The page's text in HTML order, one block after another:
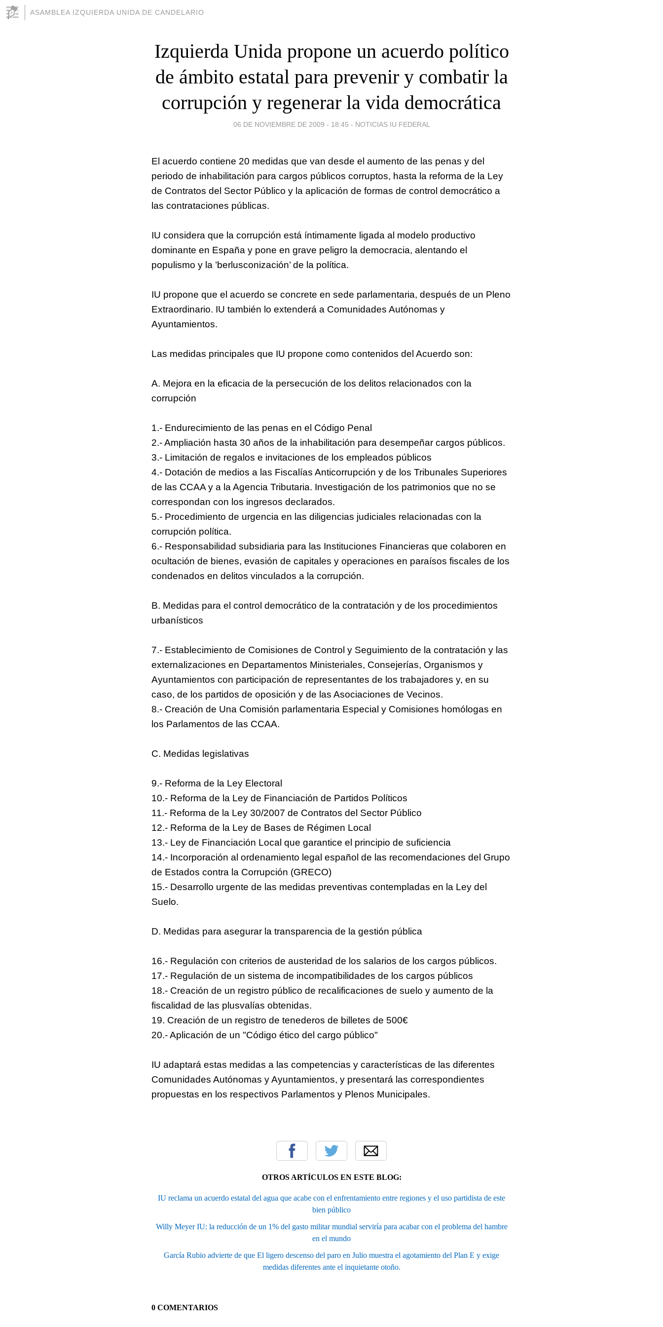
ASAMBLEA IZQUIERDA UNIDA DE CANDELARIO
Izquierda Unida propone un acuerdo político
de ámbito estatal para prevenir y combatir la
corrupción y regenerar la vida democrática
06 DE NOVIEMBRE DE 2009 - 18:45 - NOTICIAS IU FEDERAL
El acuerdo contiene 20 medidas que van desde el aumento de las penas y del
periodo de inhabilitación para cargos públicos corruptos, hasta la reforma de la Ley
de Contratos del Sector Público y la aplicación de formas de control democrático a
las contrataciones públicas.
IU considera que la corrupción está íntimamente ligada al modelo productivo
dominante en España y pone en grave peligro la democracia, alentando el
populismo y la ’berlusconización’ de la política.
IU propone que el acuerdo se concrete en sede parlamentaria, después de un Pleno
Extraordinario. IU también lo extenderá a Comunidades Autónomas y
Ayuntamientos.
Las medidas principales que IU propone como contenidos del Acuerdo son:
A. Mejora en la eficacia de la persecución de los delitos relacionados con la
corrupción
1.- Endurecimiento de las penas en el Código Penal
2.- Ampliación hasta 30 años de la inhabilitación para desempeñar cargos públicos.
3.- Limitación de regalos e invitaciones de los empleados públicos
4.- Dotación de medios a las Fiscalías Anticorrupción y de los Tribunales Superiores
de las CCAA y a la Agencia Tributaria. Investigación de los patrimonios que no se
correspondan con los ingresos declarados.
5.- Procedimiento de urgencia en las diligencias judiciales relacionadas con la
corrupción política.
6.- Responsabilidad subsidiaria para las Instituciones Financieras que colaboren en
ocultación de bienes, evasión de capitales y operaciones en paraísos fiscales de los
condenados en delitos vinculados a la corrupción.
B. Medidas para el control democrático de la contratación y de los procedimientos
urbanísticos
7.- Establecimiento de Comisiones de Control y Seguimiento de la contratación y las
externalizaciones en Departamentos Ministeriales, Consejerías, Organismos y
Ayuntamientos con participación de representantes de los trabajadores y, en su
caso, de los partidos de oposición y de las Asociaciones de Vecinos.
8.- Creación de Una Comisión parlamentaria Especial y Comisiones homólogas en
los Parlamentos de las CCAA.
C. Medidas legislativas
9.- Reforma de la Ley Electoral
10.- Reforma de la Ley de Financiación de Partidos Políticos
11.- Reforma de la Ley 30/2007 de Contratos del Sector Público
12.- Reforma de la Ley de Bases de Régimen Local
13.- Ley de Financiación Local que garantice el principio de suficiencia
14.- Incorporación al ordenamiento legal español de las recomendaciones del Grupo
de Estados contra la Corrupción (GRECO)
15.- Desarrollo urgente de las medidas preventivas contempladas en la Ley del
Suelo.
D. Medidas para asegurar la transparencia de la gestión pública
16.- Regulación con criterios de austeridad de los salarios de los cargos públicos.
17.- Regulación de un sistema de incompatibilidades de los cargos públicos
18.- Creación de un registro público de recalificaciones de suelo y aumento de la
fiscalidad de las plusvalías obtenidas.
19. Creación de un registro de tenederos de billetes de 500€
20.- Aplicación de un "Código ético del cargo público"
IU adaptará estas medidas a las competencias y características de las diferentes
Comunidades Autónomas y Ayuntamientos, y presentará las correspondientes
propuestas en los respectivos Parlamentos y Plenos Municipales.
OTROS ARTÍCULOS EN ESTE BLOG:
IU reclama un acuerdo estatal del agua que acabe con el enfrentamiento entre regiones y el uso partidista de este
bien público
Willy Meyer IU: la reducción de un 1% del gasto militar mundial serviría para acabar con el problema del hambre
en el mundo
García Rubio advierte de que El ligero descenso del paro en Julio muestra el agotamiento del Plan E y exige
medidas diferentes ante el inquietante otoño.
0 COMENTARIOS